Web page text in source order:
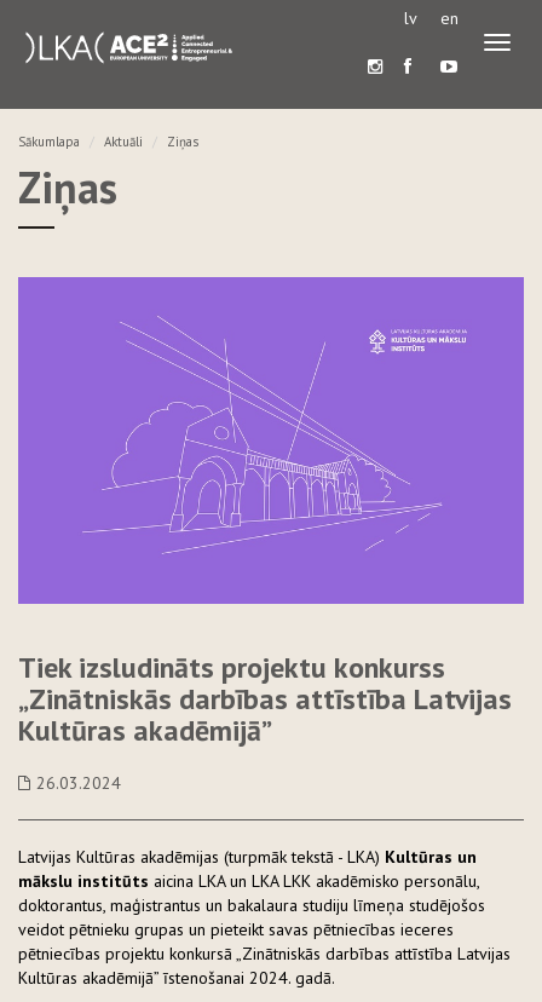
lv en
Sākumlapa Aktuāli Ziņas
Ziņas
Tiek izsludināts projektu konkurss
„Zinātniskās darbības attīstība Latvijas
Kultūras akadēmijā”
26.03.2024
Latvijas Kultūras akadēmijas (turpmāk tekstā - LKA) Kultūras un
mākslu institūts aicina LKA un LKA LKK akadēmisko personālu,
doktorantus, maģistrantus un bakalaura studiju līmeņa studējošos
veidot pētnieku grupas un pieteikt savas pētniecības ieceres
pētniecības projektu konkursā „Zinātniskās darbības attīstība Latvijas
Kultūras akadēmijā” īstenošanai 2024. gadā.